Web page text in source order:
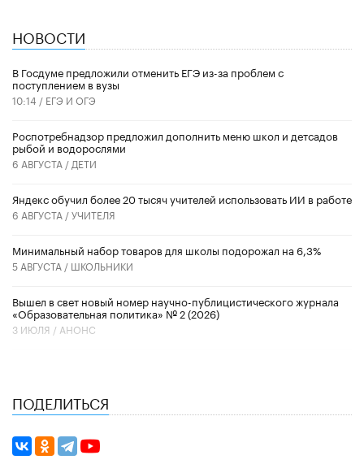
НОВОСТИ
В Госдуме предложили отменить ЕГЭ из-за проблем с
поступлением в вузы
10:14 / ЕГЭ И ОГЭ
Роспотребнадзор предложил дополнить меню школ и детсадов
рыбой и водорослями
6 АВГУСТА / ДЕТИ
​Яндекс обучил более 20 тысяч учителей использовать ИИ в работе
6 АВГУСТА /УЧИТЕЛЯ
Минимальный набор товаров для школы подорожал на 6,3%
5 АВГУСТА / ШКОЛЬНИКИ
Вышел в свет новый номер научно-публицистического журнала
«Образовательная политика» № 2 (2026)
3 ИЮЛЯ / АНОНС
ПОДЕЛИТЬСЯ